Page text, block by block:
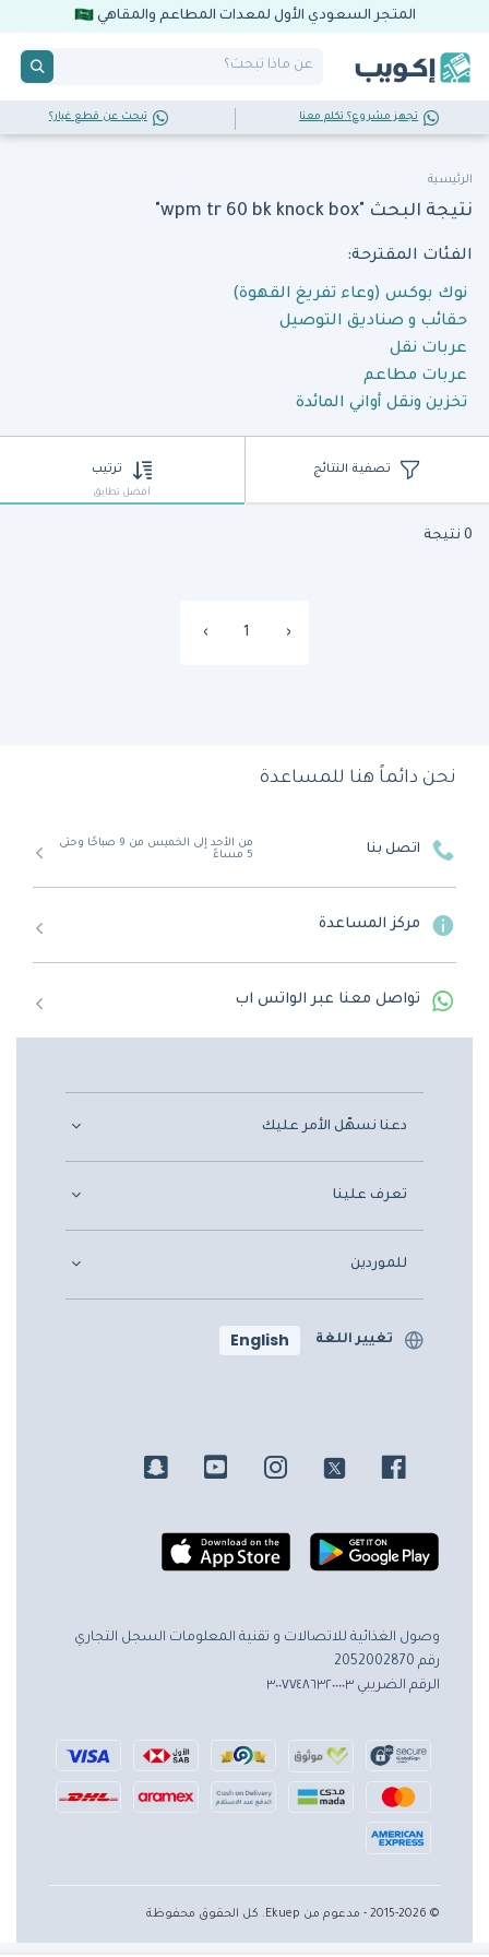
المتجر السعودي الأول لمعدات المطاعم والمقاهي
تجهز مشروع؟ تكلم معنا تبحث عن قطع غيار؟
الرئيسية
نتيجة البحث "wpm tr 60 bk knock box"
الفئات المقترحة:
نوك بوكس (وعاء تفريغ القهوة)
حقائب و صناديق التوصيل
عربات نقل
عربات مطاعم
تخزين ونقل أواني المائدة
تصفية النتائج ترتيب
أفضل تطابق
0 نتيجة
‹
1
›
نحن دائماً هنا للمساعدة
اتصل بنا
من الأحد إلى الخميس من 9 صباحًا وحتى
5 مساءً
مركز المساعدة
تواصل معنا عبر الواتس اب
دعنا نسهّل الأمر عليك
تعرف علينا
للموردين
تغيير اللغة English
وصول الغذائية للاتصالات و تقنية المعلومات السجل التجاري
رقم 2052002870
الرقم الضريبي ٣٠٠٧٧٤٨٦٣٢٠٠٠٠٣
© 2015-2026 - مدعوم من Ekuep. كل الحقوق محفوظة